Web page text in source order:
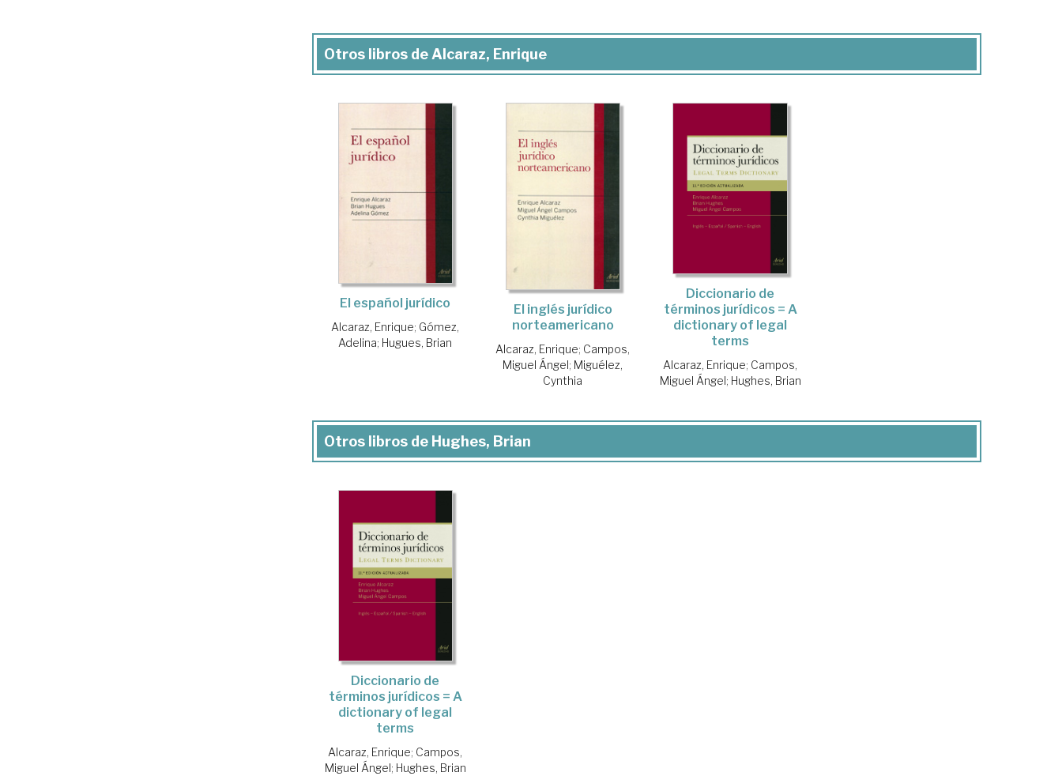
Otros libros de Alcaraz, Enrique
El español jurídico
Alcaraz, Enrique; Gómez,
Adelina; Hugues, Brian
El inglés jurídico
norteamericano
Alcaraz, Enrique; Campos,
Miguel Ángel; Miguélez,
Cynthia
Diccionario de
términos jurídicos = A
dictionary of legal
terms
Alcaraz, Enrique; Campos,
Miguel Ángel; Hughes, Brian
Otros libros de Hughes, Brian
Diccionario de
términos jurídicos = A
dictionary of legal
terms
Alcaraz, Enrique; Campos,
Miguel Ángel ; Hughes, Brian